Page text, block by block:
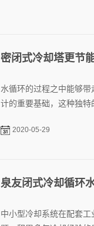
计的重要基础，这种独特
2020-05-29
泉友闭式冷却循环
题。积累多年冷却经验的
2020-03-11